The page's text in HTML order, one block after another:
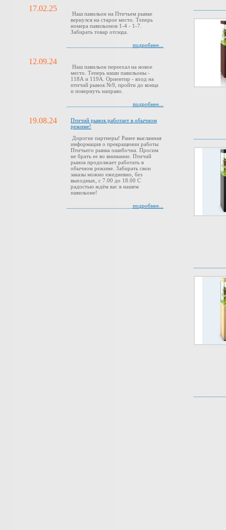
17.02.25
Наш павильон на Птичьем рынке
вернулся на старое место. Теперь
номера павильонов 1-4 - 1-7.
Забирать товар отсюда.
подробнее...
12.09.24
Наш павильон переехал на новое
место. Теперь наши павильоны -
118А и 119А. Ориентир - вход на
птичий рынок №9, пройти до конца
и повернуть направо.
подробнее...
19.08.24
Птичий рынок работает в обычном
режиме!
Дорогие партнеры! Ранее высланная
информация о прекращении работы
Птичьего рынка ошибочна. Просим
не брать ее во внимание. Птичий
рынок продолжает работать в
обычном режиме. Забирать свои
заказы можно ежедневно, без
выходных, с 7.00 до 18.00 С
радостью ждём вас в нашем
павильоне!
подробнее...